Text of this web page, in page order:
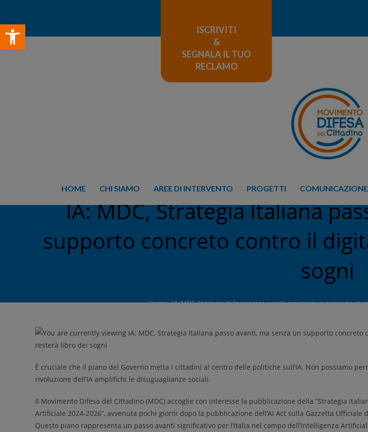
Open toolbar
ISCRIVITI
&
SEGNALA IL TUO
RECLAMO
HOME CHI SIAMO AREE DI INTERVENTO PROGETTI COMUNICAZIONE
IA: MDC, Strategia Italiana
supporto concreto contro il
sogni
Home»IA: MDC, Strategia Italiana passo avanti, ma senza un supporto
È cruciale che il piano del Governo metta i cittadini al centro delle politiche sull’IA. Non possiamo
rivoluzione dell’IA amplifichi le disuguaglianze sociali.
Il Movimento Difesa del Cittadino (MDC) accoglie con interesse la pubblicazione della “Strategia
Artificiale 2024-2026”, avvenuta pochi giorni dopo la pubblicazione dell’AI Act sulla Gazzetta Ufficiale
Questo piano rappresenta un passo avanti significativo per l’Italia nel campo dell’Intelligenza